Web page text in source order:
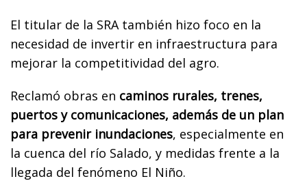
El titular de la SRA también hizo foco en la
necesidad de invertir en infraestructura para
mejorar la competitividad del agro.
Reclamó obras en caminos rurales, trenes,
puertos y comunicaciones, además de un plan
para prevenir inundaciones, especialmente en
la cuenca del río Salado, y medidas frente a la
llegada del fenómeno El Niño.